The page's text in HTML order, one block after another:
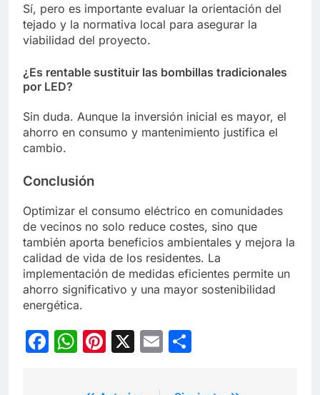
Sí, pero es importante evaluar la orientación del
tejado y la normativa local para asegurar la
viabilidad del proyecto.
¿Es rentable sustituir las bombillas tradicionales
por LED?
Sin duda. Aunque la inversión inicial es mayor, el
ahorro en consumo y mantenimiento justifica el
cambio.
Conclusión
Optimizar el consumo eléctrico en comunidades
de vecinos no solo reduce costes, sino que
también aporta beneficios ambientales y mejora la
calidad de vida de los residentes. La
implementación de medidas eficientes permite un
ahorro significativo y una mayor sostenibilidad
energética.
Facebook
WhatsApp
Pinterest
X Email